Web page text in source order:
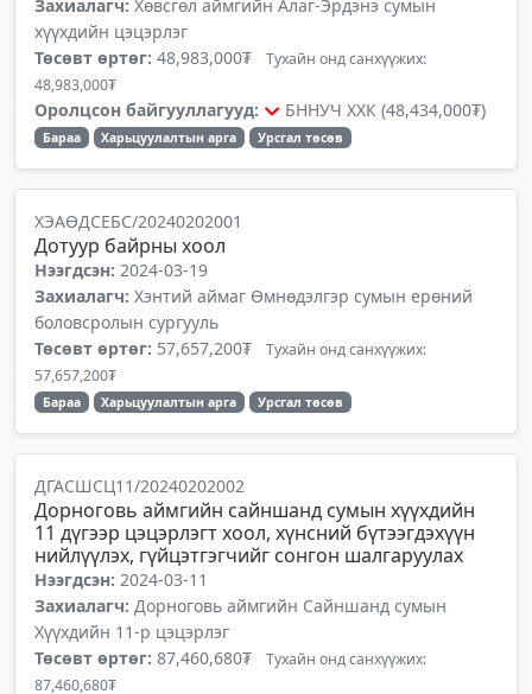
Захиалагч: Хөвсгөл аймгийн Алаг-Эрдэнэ сумын
хүүхдийн цэцэрлэг
Төсөвт өртөг: 48,983,000₮ Тухайн онд санхүүжих:
48,983,000₮
Оролцсон байгууллагууд: БННУЧ ХХК (48,434,000₮)
Бараа Харьцуулалтын арга Урсгал төсөв
ХЭАӨДСЕБС/20240202001
Дотуур байрны хоол
Нээгдсэн: 2024-03-19
Захиалагч: Хэнтий аймаг Өмнөдэлгэр сумын ерөний
боловсролын сургууль
Төсөвт өртөг: 57,657,200₮ Тухайн онд санхүүжих:
57,657,200₮
Бараа Харьцуулалтын арга Урсгал төсөв
ДГАСШСЦ11/20240202002
Дорноговь аймгийн сайншанд сумын хүүхдийн
11 дүгээр цэцэрлэгт хоол, хүнсний бүтээгдэхүүн
нийлүүлэх, гүйцэтгэгчийг сонгон шалгаруулах
Нээгдсэн: 2024-03-11
Захиалагч: Дорноговь аймгийн Сайншанд сумын
Хүүхдийн 11-р цэцэрлэг
Төсөвт өртөг: 87,460,680₮ Тухайн онд санхүүжих:
87,460,680₮